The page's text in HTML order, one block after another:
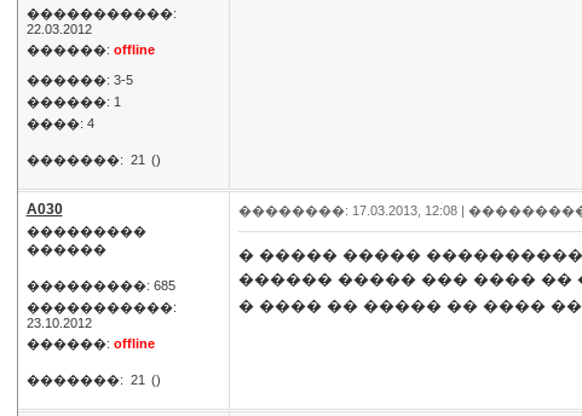
�����������:
22.03.2012
������: offline
������: 3-5
������: 1
����: 4
�������: 21 ()
A030
���������
������
���������: 685
�����������:
23.10.2012
������: offline
�������: 21 ()
��������: 17.03.2013, 12:08 |
� ����� �����
������ ����� ��� ���� ��
� ���� �� ����� �� ����